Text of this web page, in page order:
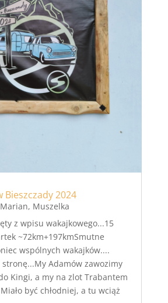
Bieszczady 2024
Marian, Muszelka
z wpisu wakajkowego...15
~72km+197kmSmutne
wspólnych wakajków....
stronę...My Adamów zawozimy
Kingi, a my na zlot Trabantem
być chłodniej, a tu wciąż